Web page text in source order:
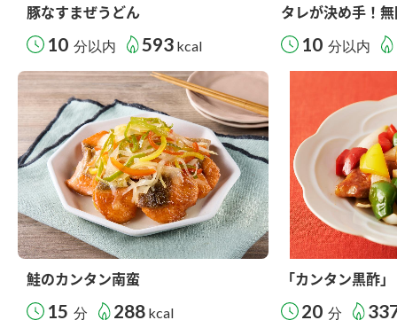
豚なすまぜうどん
10 分以内 593 kcal
タレが決め手！
10 分以内
鮭のカンタン南蛮
15 分 288 kcal
「カンタン黒酢
20 分